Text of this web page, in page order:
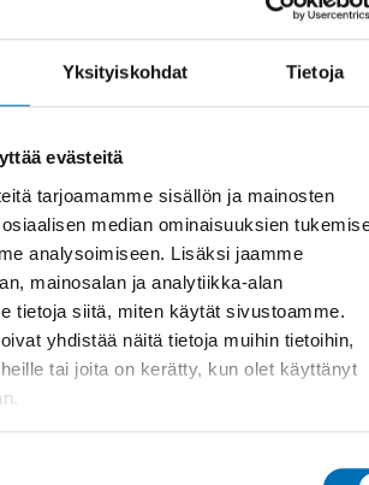
Yksityiskohdat Tietoja
evästeitä
tarjoamamme sisällön ja mainosten
median ominaisuuksien
analysoimiseen. Lisäksi jaamme
mainosalan ja analytiikka-alan
tietoja siitä, miten käytät sivustoamme.
yhdistää näitä tietoja muihin tietoihin,
tai joita on kerätty, kun olet käyttänyt
cost of public health?